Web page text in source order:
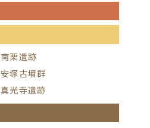
南栗遺跡
安塚古墳群
真光寺遺跡